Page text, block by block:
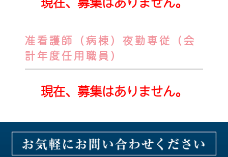
准看護師（病棟）夜勤専従（会
計年度任用職員）
現在、募集はありません。